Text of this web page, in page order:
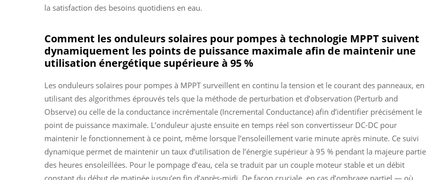
la satisfaction des besoins quotidiens en eau.
Comment les onduleurs solaires pour pompes à technologie MPPT suivent
dynamiquement les points de puissance maximale afin de maintenir une
utilisation énergétique supérieure à 95 %
Les onduleurs solaires pour pompes à MPPT surveillent en continu la tension et le courant des panneaux, en
utilisant des algorithmes éprouvés tels que la méthode de perturbation et d’observation (Perturb and
Observe) ou celle de la conductance incrémentale (Incremental Conductance) afin d’identifier précisément le
point de puissance maximale. L’onduleur ajuste ensuite en temps réel son convertisseur DC-DC pour
maintenir le fonctionnement à ce point, même lorsque l’ensoleillement varie minute après minute. Ce suivi
dynamique permet de maintenir un taux d’utilisation de l’énergie supérieur à 95 % pendant la majeure partie
des heures ensoleillées. Pour le pompage d’eau, cela se traduit par un couple moteur stable et un débit
constant du début de matinée jusqu’en fin d’après-midi. De façon cruciale, en cas d’ombrage partiel — où